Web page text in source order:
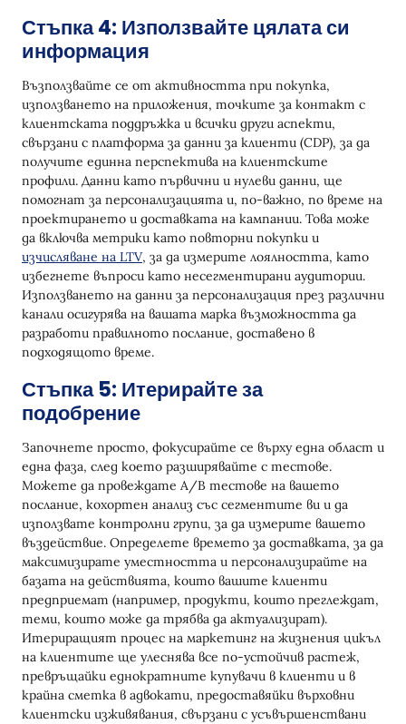
Стъпка 4: Използвайте цялата си
информация
Възползвайте се от активността при покупка,
използването на приложения, точките за контакт с
клиентската поддръжка и всички други аспекти,
свързани с платформа за данни за клиенти (CDP), за да
получите единна перспектива на клиентските
профили. Данни като първични и нулеви данни, ще
помогнат за персонализацията и, по-важно, по време на
проектирането и доставката на кампании. Това може
да включва метрики като повторни покупки и
изчисляване на LTV, за да измерите лоялността, като
избегнете въпроси като несегментирани аудитории.
Използването на данни за персонализация през различни
канали осигурява на вашата марка възможността да
разработи правилното послание, доставено в
подходящото време.
Стъпка 5: Итерирайте за
подобрение
Започнете просто, фокусирайте се върху една област и
една фаза, след което разширявайте с тестове.
Можете да провеждате A/B тестове на вашето
послание, кохортен анализ със сегментите ви и да
използвате контролни групи, за да измерите вашето
въздействие. Определете времето за доставката, за да
максимизирате уместността и персонализирайте на
базата на действията, които вашите клиенти
предприемат (например, продукти, които преглеждат,
теми, които може да трябва да актуализират).
Итериращият процес на маркетинг на жизнения цикъл
на клиентите ще улеснява все по-устойчив растеж,
превръщайки еднократните купувачи в клиенти и в
крайна сметка в адвокати, предоставяйки върховни
клиентски изживявания, свързани с усъвършенствани